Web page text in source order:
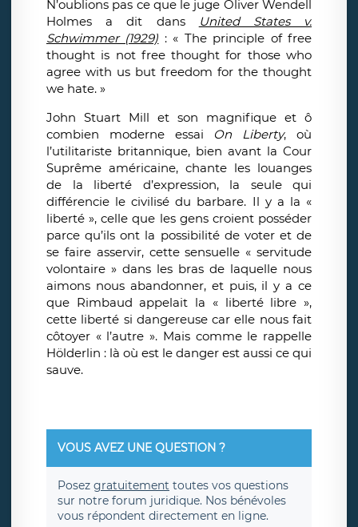
N’oublions pas ce que le juge Oliver Wendell
Holmes a dit dans
United States v.
Schwimmer (1929) : « The principle of free
thought is not free thought for those who
agree with us but freedom for the thought
we hate. »
John Stuart Mill et son magnifique et ô
combien moderne essai On Liberty, où
l’utilitariste britannique, bien avant la Cour
Suprême américaine, chante les louanges
de la liberté d’expression, la seule qui
différencie le civilisé du barbare. Il y a la «
liberté », celle que les gens croient posséder
parce qu’ils ont la possibilité de voter et de
se faire asservir, cette sensuelle « servitude
volontaire » dans les bras de laquelle nous
aimons nous abandonner, et puis, il y a ce
que Rimbaud appelait la « liberté libre »,
cette liberté si dangereuse car elle nous fait
côtoyer « l’autre ». Mais comme le rappelle
Hölderlin : là où est le danger est aussi ce qui
sauve.
VOUS AVEZ UNE QUESTION ?
Posez gratuitement toutes vos questions
sur notre forum juridique. Nos bénévoles
vous répondent directement en ligne.